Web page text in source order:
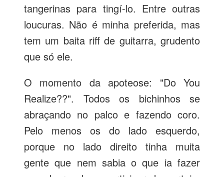
tangerinas para tingí-lo. Entre outras
loucuras. Não é minha preferida, mas
tem um baita riff de guitarra, grudento
que só ele.
O momento da apoteose: "Do You
Realize??". Todos os bichinhos se
abraçando no palco e fazendo coro.
Pelo menos os do lado esquerdo,
porque no lado direito tinha muita
gente que nem sabia o que ia fazer